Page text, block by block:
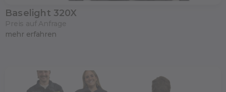
Baselight 320X
mehr erfahren